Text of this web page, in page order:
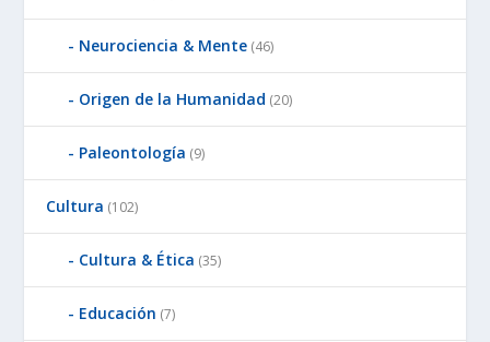
Neurociencia & Mente (46)
Origen de la Humanidad (20)
Paleontología (9)
Cultura (102)
Cultura & Ética (35)
Educación (7)